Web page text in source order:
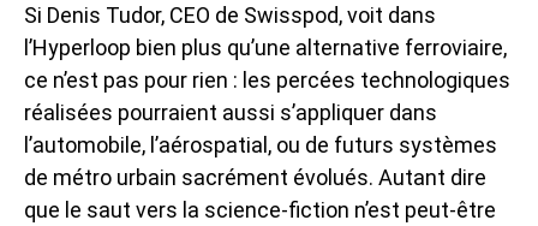
Si Denis Tudor, CEO de Swisspod, voit dans
l’Hyperloop bien plus qu’une alternative ferroviaire,
ce n’est pas pour rien : les percées technologiques
réalisées pourraient aussi s’appliquer dans
l’automobile, l’aérospatial, ou de futurs systèmes
de métro urbain sacrément évolués. Autant dire
que le saut vers la science-fiction n’est peut-être